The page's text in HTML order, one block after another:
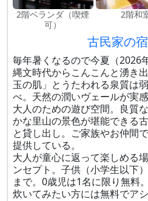
2階ベランダ（喫煙
可）
2階和
古民家の
毎年暑くなるので今夏（2026
縄文時代からこんこんと湧き
玉の肌」とうたわれる泉質は
べ。天然の潤いヴェールが実感
大人のための遊び空間。良質
かな里山の景色が堪能できる
と貸し出し。ご家族やお仲間
提供している。
大人が童心に返って楽しめる
ンセプト。子供（小学生以下
まで。0歳児は1名に限り無料
炊いてみたい方には無料でアシ